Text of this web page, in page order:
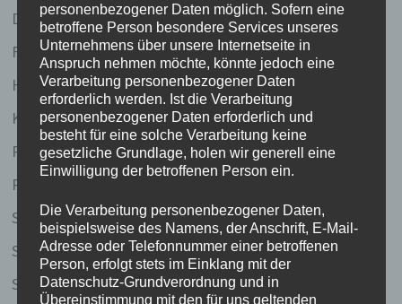
Dies und Das
Fundstücke
Held(inn)en des Tages
Küchenlatein
Redhead running (und andere sportliche Ambitionen
Reiselust
Schreibstube
Silkes Sinnsuche
Stille Gedanken
personenbezogener Daten möglich. Sofern eine
betroffene Person besondere Services unseres
Unternehmens über unsere Internetseite in
Anspruch nehmen möchte, könnte jedoch eine
Verarbeitung personenbezogener Daten
erforderlich werden. Ist die Verarbeitung
personenbezogener Daten erforderlich und
besteht für eine solche Verarbeitung keine
gesetzliche Grundlage, holen wir generell eine
Einwilligung der betroffenen Person ein.
Die Verarbeitung personenbezogener Daten,
beispielsweise des Namens, der Anschrift, E-Mail-
Adresse oder Telefonnummer einer betroffenen
Person, erfolgt stets im Einklang mit der
Datenschutz-Grundverordnung und in
Übereinstimmung mit den für uns geltenden